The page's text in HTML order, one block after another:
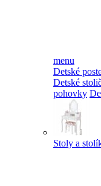
menu
Detské
Detské
pohovky
Stoly a